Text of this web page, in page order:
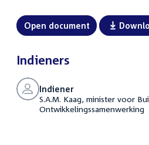
Open document
Indieners
Indiener
S.A.M. Kaag, minister voor
Ontwikkelingssamenwerking